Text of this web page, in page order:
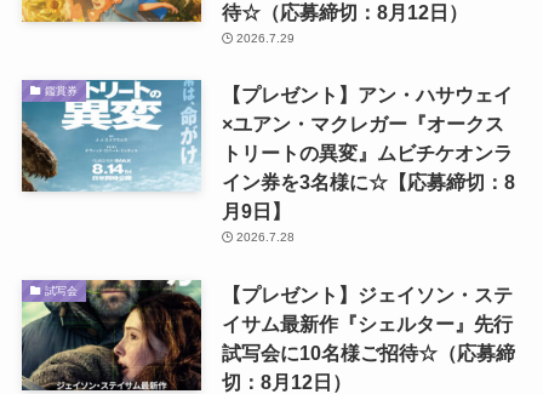
待☆（応募締切：8月12日）
2026.7.29
鑑賞券
【プレゼント】アン・ハサウェイ
×ユアン・マクレガー『オークス
トリートの異変』ムビチケオンラ
イン券を3名様に☆【応募締切：8
月9日】
2026.7.28
試写会
【プレゼント】ジェイソン・ステ
イサム最新作『シェルター』先行
試写会に10名様ご招待☆（応募締
切：8月12日）